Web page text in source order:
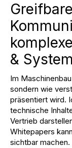
Greifbare
&
Im
sondern wie
präsentiert wird.
technische
Vertrieb
Whitepapers
sichtbar machen.